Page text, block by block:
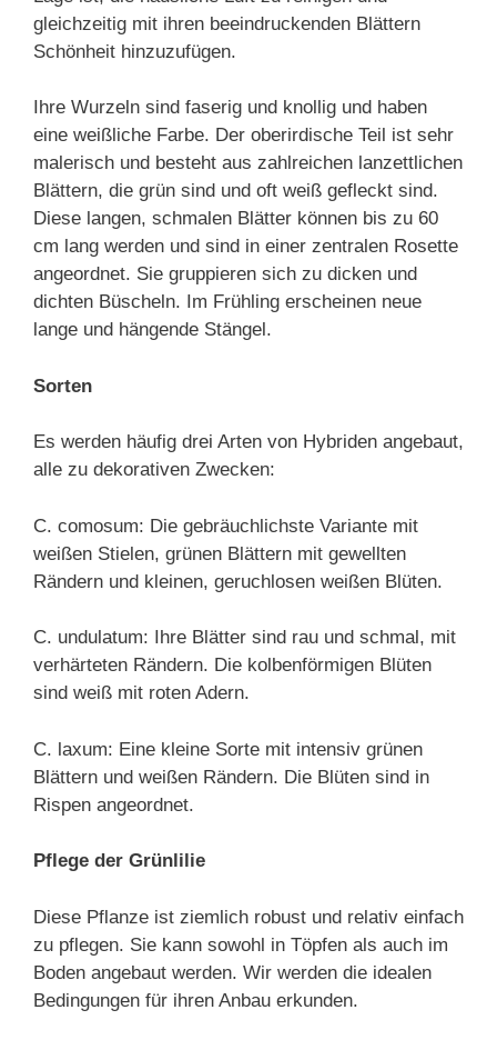
gleichzeitig mit ihren beeindruckenden Blättern
Schönheit hinzuzufügen.
Ihre Wurzeln sind faserig und knollig und haben
eine weißliche Farbe. Der oberirdische Teil ist sehr
malerisch und besteht aus zahlreichen lanzettlichen
Blättern, die grün sind und oft weiß gefleckt sind.
Diese langen, schmalen Blätter können bis zu 60
cm lang werden und sind in einer zentralen Rosette
angeordnet. Sie gruppieren sich zu dicken und
dichten Büscheln. Im Frühling erscheinen neue
lange und hängende Stängel.
Sorten
Es werden häufig drei Arten von Hybriden angebaut,
alle zu dekorativen Zwecken:
C. comosum: Die gebräuchlichste Variante mit
weißen Stielen, grünen Blättern mit gewellten
Rändern und kleinen, geruchlosen weißen Blüten.
C. undulatum: Ihre Blätter sind rau und schmal, mit
verhärteten Rändern. Die kolbenförmigen Blüten
sind weiß mit roten Adern.
C. laxum: Eine kleine Sorte mit intensiv grünen
Blättern und weißen Rändern. Die Blüten sind in
Rispen angeordnet.
Pflege der Grünlilie
Diese Pflanze ist ziemlich robust und relativ einfach
zu pflegen. Sie kann sowohl in Töpfen als auch im
Boden angebaut werden. Wir werden die idealen
Bedingungen für ihren Anbau erkunden.